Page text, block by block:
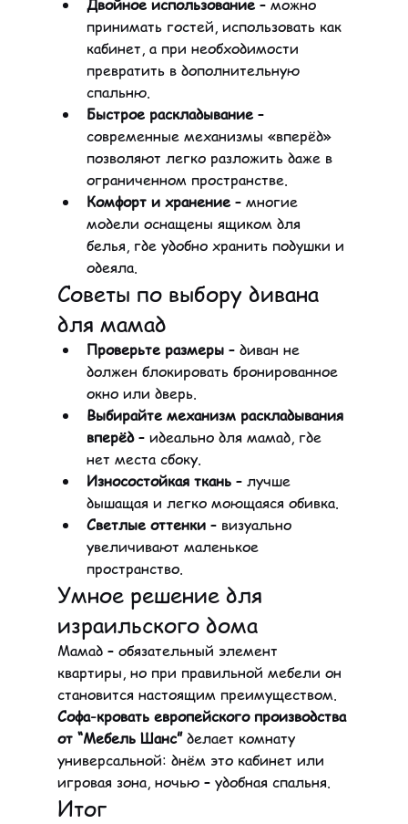
Двойное использование – можно
принимать гостей, использовать как
кабинет, а при необходимости
превратить в дополнительную
спальню.
Быстрое раскладывание –
современные механизмы «вперёд»
позволяют легко разложить даже в
ограниченном пространстве.
Комфорт и хранение – многие
модели оснащены ящиком для
белья, где удобно хранить подушки и
одеяла.
Советы по выбору дивана
для мамад
Проверьте размеры – диван не
должен блокировать бронированное
окно или дверь.
Выбирайте механизм раскладывания
вперёд – идеально для мамад, где
нет места сбоку.
Износостойкая ткань – лучше
дышащая и легко моющаяся обивка.
Светлые оттенки – визуально
увеличивают маленькое
пространство.
Умное решение для
израильского дома
Мамад – обязательный элемент
квартиры, но при правильной мебели он
становится настоящим преимуществом.
Софа-кровать европейского производства
от “Мебель Шанс” делает комнату
универсальной: днём это кабинет или
игровая зона, ночью – удобная спальня.
Итог